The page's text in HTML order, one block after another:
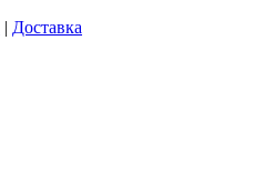
| Доставка